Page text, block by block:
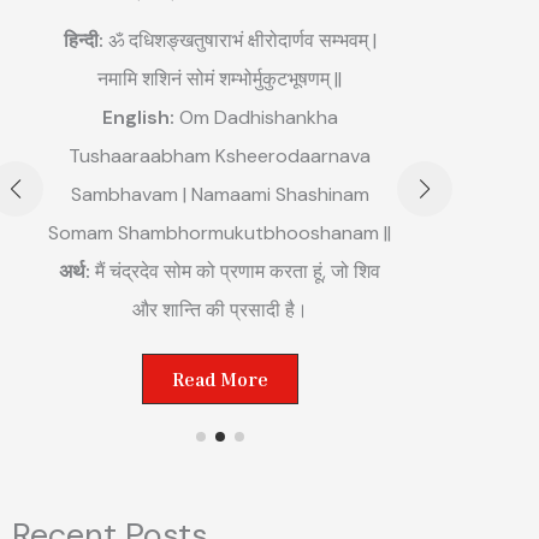
हिन्दी: ॐ दधिशङ्खतुषाराभं क्षीरोदार्णव सम्भवम् |
नमामि शशिनं सोमं शम्भोर्मुकुटभूषणम् ||
English: Om Dadhishankha
Tushaaraabham Ksheerodaarnava
Sambhavam | Namaami Shashinam
Somam Shambhormukutbhooshanam ||
अर्थ: मैं चंद्रदेव सोम को प्रणाम करता हूं, जो शिव
और शान्ति की प्रसादी है।
Read More